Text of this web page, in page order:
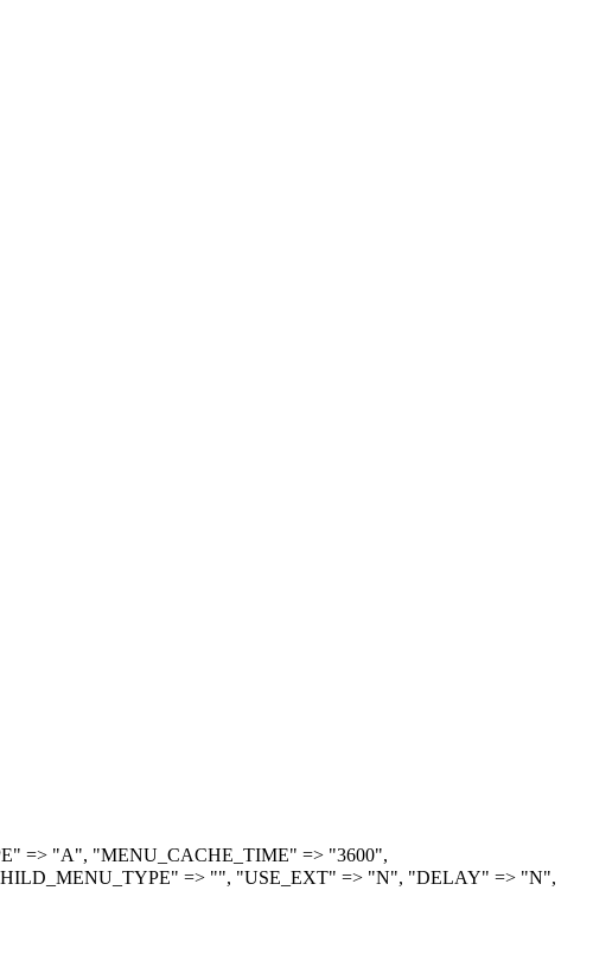
=> "A", "MENU_CACHE_TIME" => "3600",
=> "", "USE_EXT" => "N", "DELAY" => "N",